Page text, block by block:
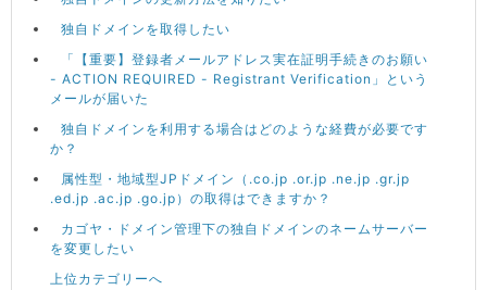
独自ドメインを取得したい
「【重要】登録者メールアドレス実在証明手続きのお願い
- ACTION REQUIRED - Registrant Verification」という
メールが届いた
独自ドメインを利用する場合はどのような経費が必要です
か？
属性型・地域型JPドメイン（.co.jp .or.jp .ne.jp .gr.jp
.ed.jp .ac.jp .go.jp）の取得はできますか？
カゴヤ・ドメイン管理下の独自ドメインのネームサーバー
を変更したい
上位カテゴリーへ